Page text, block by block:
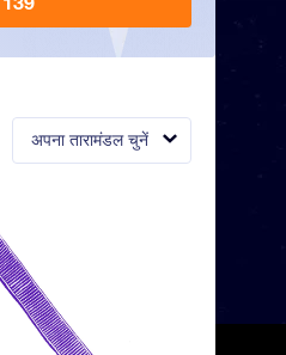
अपना तारामंडल चुनें